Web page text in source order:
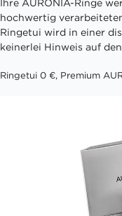
Ihre AURONIA-Ringe
hochwertig
Ringetui wird in einer
keinerlei Hinweis auf
Ringetui 0 €, Premium